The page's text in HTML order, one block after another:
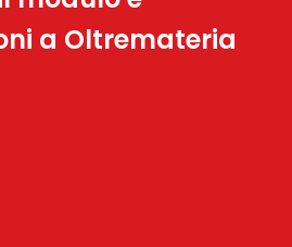
a Oltremateria